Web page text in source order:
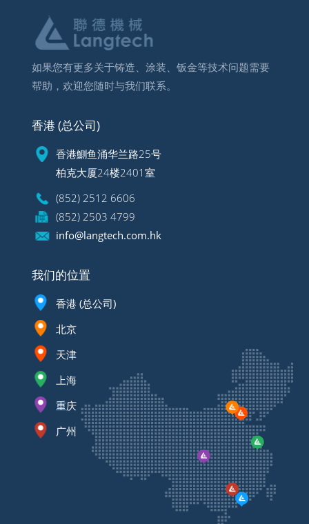
如果您有更多关于铸造、涂装、钣金等技术问题需要
帮助，欢迎您随时与我们联系。
香港 (总公司)
香港鰂鱼涌华兰路25号
柏克大厦24楼2401室
(852) 2512 6606
(852) 2503 4799
info@langtech.com.hk
我们的位置
香港 (总公司)
北京
天津
上海
重庆
广州